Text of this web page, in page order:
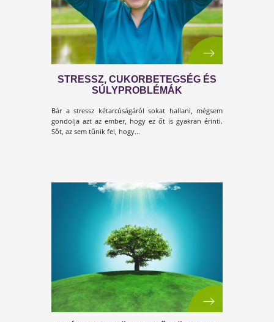
HOGYAN KEZDJ NEKI AZ
EGÉSZSÉGES ÉLETMÓDNAK 1
ÓRA ALATT CSODASZEREK,
DIÉTÁK ÉS EDZÉSTERVEK
NÉLKÜL?
10+1 egyszerű lépés az életmódváltáshoz.